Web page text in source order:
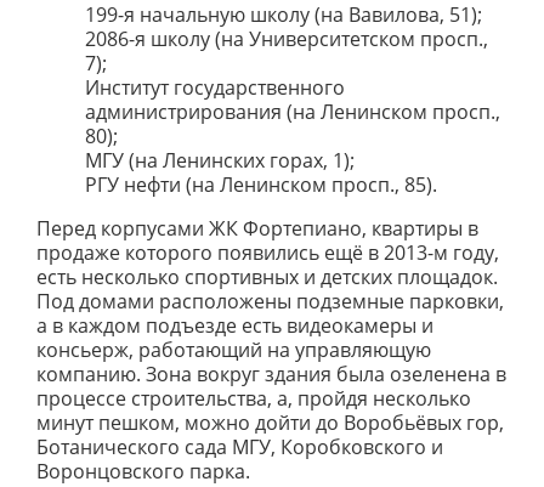
199-я начальную школу (на Вавилова, 51);
2086-я школу (на Университетском просп.,
7);
Институт государственного
администрирования (на Ленинском просп.,
80);
МГУ (на Ленинских горах, 1);
РГУ нефти (на Ленинском просп., 85).
Перед корпусами ЖК Фортепиано, квартиры в
продаже которого появились ещё в 2013-м году,
есть несколько спортивных и детских площадок.
Под домами расположены подземные парковки,
а в каждом подъезде есть видеокамеры и
консьерж, работающий на управляющую
компанию. Зона вокруг здания была озеленена в
процессе строительства, а, пройдя несколько
минут пешком, можно дойти до Воробьёвых гор,
Ботанического сада МГУ, Коробковского и
Воронцовского парка.